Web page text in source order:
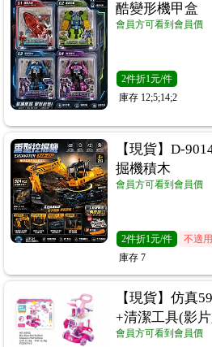
酷變形機甲盒
會員方可看到會員價
2件折1元/件
庫存 12;5;14;2
【現貨】D-
掘機積木
會員方可看到會員價
2件折1元/件
不適
庫存 7
【現貨】仿真
+清潔工具(影
會員方可看到會員價